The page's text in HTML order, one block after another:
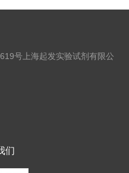
号上海起发实验试剂有限公
们